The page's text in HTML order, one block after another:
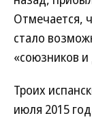
Отмечается,
стало
«союзников и
Троих
июля 2015